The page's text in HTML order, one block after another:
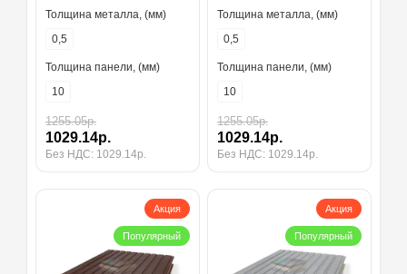
Толщина металла, (мм)
0,5
Толщина панели, (мм)
10
1255.05р.
1029.14р.
Без НДС: 1029.14р.
Толщина металла, (мм)
0,5
Толщина панели, (мм)
10
1255.05р.
1029.14р.
Без НДС: 1029.14р.
Акция
Популярный
Акция
Популярный